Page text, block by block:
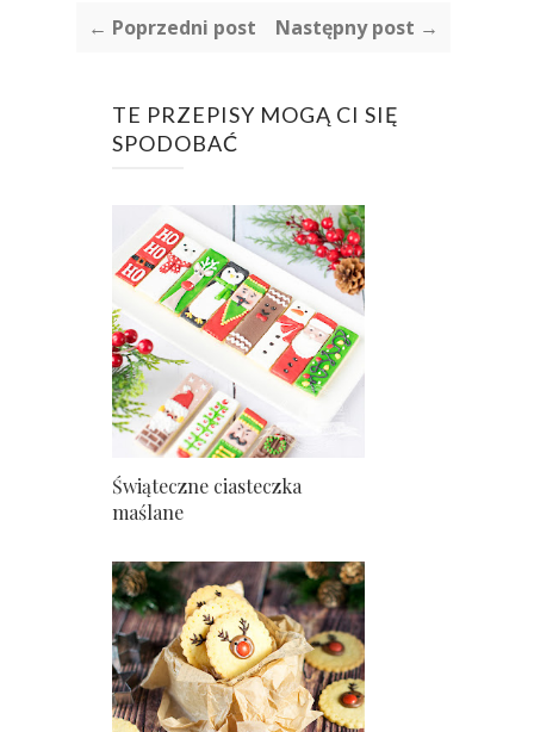
← Poprzedni post Następny post →
TE PRZEPISY MOGĄ CI SIĘ
SPODOBAĆ
Świąteczne ciasteczka
maślane